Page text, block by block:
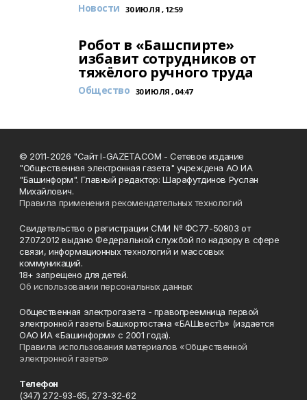
Новости 30 ИЮЛЯ , 12:59
Робот в «Башспирте»
избавит сотрудников от
тяжёлого ручного труда
Общество 30 ИЮЛЯ , 04:47
© 2011-2026 "Сайт I-GAZETA.COM - Сетевое издание
"Общественная электронная газета" учреждена АО ИА
"Башинформ". Главный редактор: Шарафутдинов Руслан
Михайлович.
Правила применения рекомендательных технологий
Свидетельство о регистрации СМИ № ФС77-50803 от
27.07.2012 выдано Федеральной службой по надзору в сфере
связи, информационных технологий и массовых
коммуникаций.
18+ запрещено для детей.
Об использовании персональных данных
Общественная электрогазета - правопреемница первой
электронной газеты Башкортостана «БАШвестЪ» (издается
ОАО ИА «Башинформ» с 2001 года).
Правила использования материалов «Общественной
электронной газеты»
Телефон
(347) 272-93-65, 273-32-62